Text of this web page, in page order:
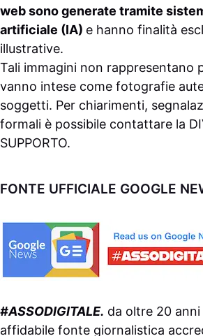
web sono generate tramite
artificiale (IA) e hanno finalità
illustrative.
Tali immagini non rappresentano
vanno intese come fotografie
soggetti. Per chiarimenti,
formali è possibile contattare la
SUPPORTO.
FONTE UFFICIALE GOOGLE
#ASSODIGITALE. da oltre 20
affidabile fonte giornalistica